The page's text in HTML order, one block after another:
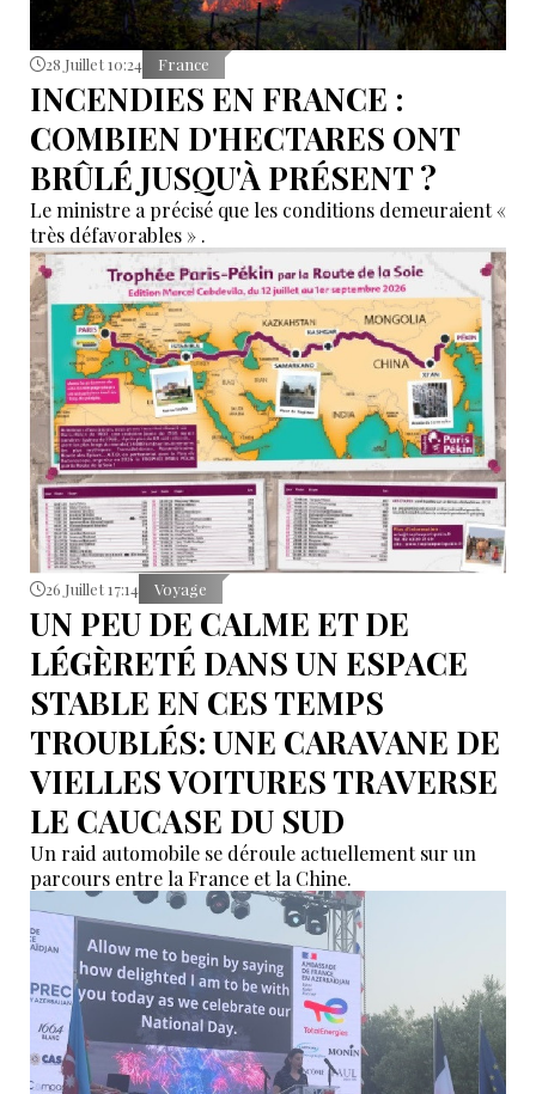
28 Juillet 10:24 France
INCENDIES EN FRANCE :
COMBIEN D'HECTARES ONT
BRÛLÉ JUSQU'À PRÉSENT ?
Le ministre a précisé que les conditions demeuraient «
très défavorables » .
26 Juillet 17:14 Voyage
UN PEU DE CALME ET DE
LÉGÈRETÉ DANS UN ESPACE
STABLE EN CES TEMPS
TROUBLÉS: UNE CARAVANE DE
VIELLES VOITURES TRAVERSE
LE CAUCASE DU SUD
Un raid automobile se déroule actuellement sur un
parcours entre la France et la Chine.